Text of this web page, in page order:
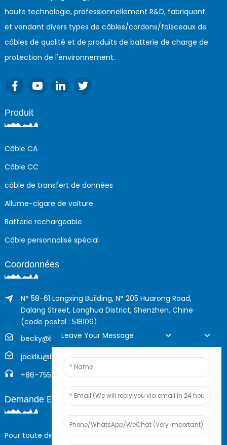
haute technologie, professionnellement R&D, fabriquant
et vendant divers types de câbles/cordons/faisceaux de
câbles de qualité et de produits de batterie de charge de
protection de l'environnement.
Produit
Câble CA
Câble CC
câble de transfert de données
Allume-cigare de voiture
Batterie rechargeable
Câble personnalisé spécial
Coordonnées
N° 58-61 Longxing Building, N° 205 Huarong Road,
Dalang Street, Longhua District, Shenzhen, Chine
(code postal : 518109)
becky@boyingcable.com
jackliu@boyingcable.com
+86-755-21014277
Demande En Ligne
Pour toute demande de renseignements sur nos produits ou
Leave Your Message